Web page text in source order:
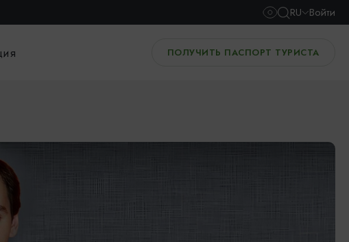
RU Войти
ПОЛУЧИТЬ ПАСПОРТ ТУРИСТА